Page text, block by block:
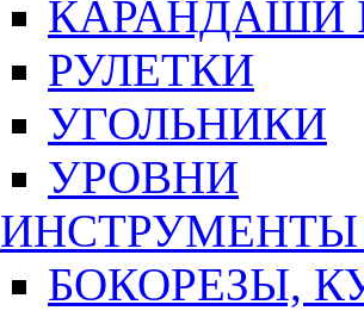
КАРАНДАШИ
РУЛЕТКИ
УГОЛЬНИКИ
УРОВНИ
БОКОРЕЗЫ,